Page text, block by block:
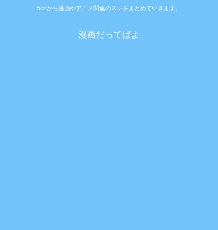
5chから漫画やアニメ関連のスレをまとめていきます。
漫画だってばよ